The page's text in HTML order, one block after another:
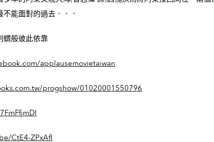
能面對的過去．．．
蝟般彼此依靠
applausemovietaiwan
progshow/01020001550796
CtE4-ZPxAfI